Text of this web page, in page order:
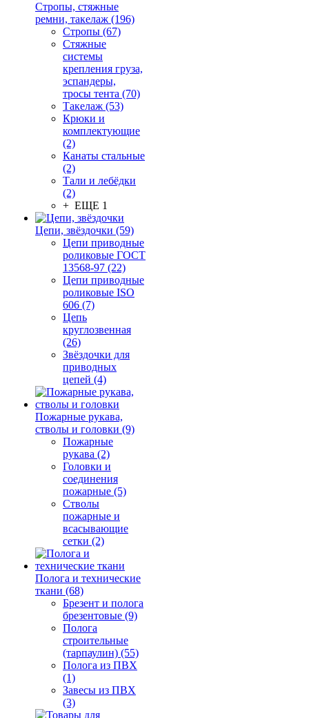
Стропы, стяжные
ремни, такелаж (196)
Стропы (67)
Стяжные
системы
крепления груза,
эспандеры,
тросы тента (70)
Такелаж (53)
Крюки и
комплектующие
(2)
Канаты стальные
(2)
Тали и лебёдки
(2)
+ ЕЩЕ 1
Цепи, звёздочки (59)
Цепи приводные
роликовые ГОСТ
13568-97 (22)
Цепи приводные
роликовые ISO
606 (7)
Цепь
круглозвенная
(26)
Звёздочки для
приводных
цепей (4)
Пожарные рукава,
стволы и головки (9)
Пожарные
рукава (2)
Головки и
соединения
пожарные (5)
Стволы
пожарные и
всасывающие
сетки (2)
Полога и технические
ткани (68)
Брезент и полога
брезентовые (9)
Полога
строительные
(тарпаулин) (55)
Полога из ПВХ
(1)
Завесы из ПВХ
(3)